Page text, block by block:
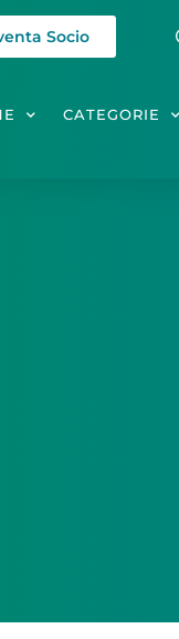
Socio
CATEGORIE